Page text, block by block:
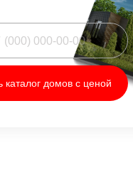
каталог домов с ценой